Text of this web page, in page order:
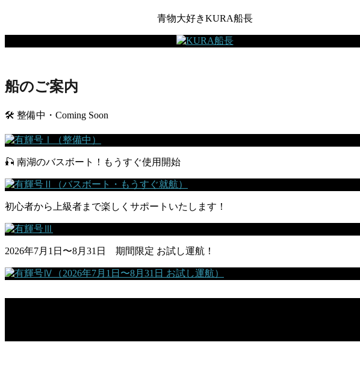
青物大好きKURA船長
船のご案内
🛠 整備中・Coming Soon
🎣 南湖のバスボート！もうすぐ使用開始
初心者から上級者まで楽しくサポートいたします！
2026年7月1日〜8月31日 期間限定 お試し運航！